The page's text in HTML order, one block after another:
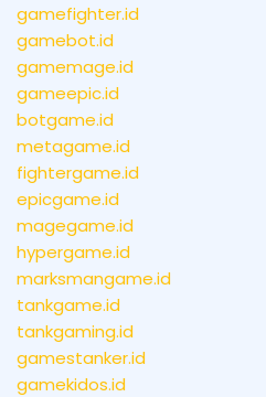
gamefighter.id
gamebot.id
gamemage.id
gameepic.id
botgame.id
metagame.id
fightergame.id
epicgame.id
magegame.id
hypergame.id
marksmangame.id
tankgame.id
tankgaming.id
gamestanker.id
gamekidos.id